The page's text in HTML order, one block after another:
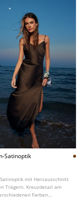
Satinoptik
mit Herzausschnitt
Trägern. Kreuzdetail am
Farben